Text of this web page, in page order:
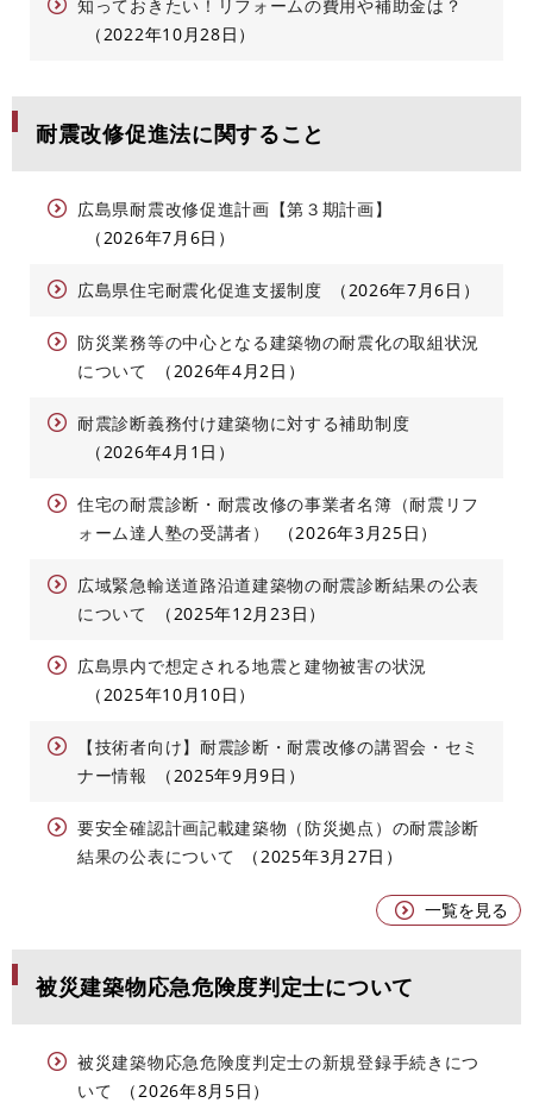
知っておきたい！リフォームの費用や補助金は？
2022年10月28日
耐震改修促進法に関すること
広島県耐震改修促進計画【第３期計画】
2026年7月6日
広島県住宅耐震化促進支援制度 2026年7月6日
防災業務等の中心となる建築物の耐震化の取組状況
について
2026年4月2日
耐震診断義務付け建築物に対する補助制度
2026年4月1日
住宅の耐震診断・耐震改修の事業者名簿（耐震リフ
ォーム達人塾の受講者）
2026年3月25日
広域緊急輸送道路沿道建築物の耐震診断結果の公表
について
2025年12月23日
広島県内で想定される地震と建物被害の状況
2025年10月10日
【技術者向け】耐震診断・耐震改修の講習会・セミ
ナー情報
2025年9月9日
要安全確認計画記載建築物（防災拠点）の耐震診断
結果の公表について
2025年3月27日
一覧を見る
被災建築物応急危険度判定士について
被災建築物応急危険度判定士の新規登録手続きにつ
いて
2026年8月5日